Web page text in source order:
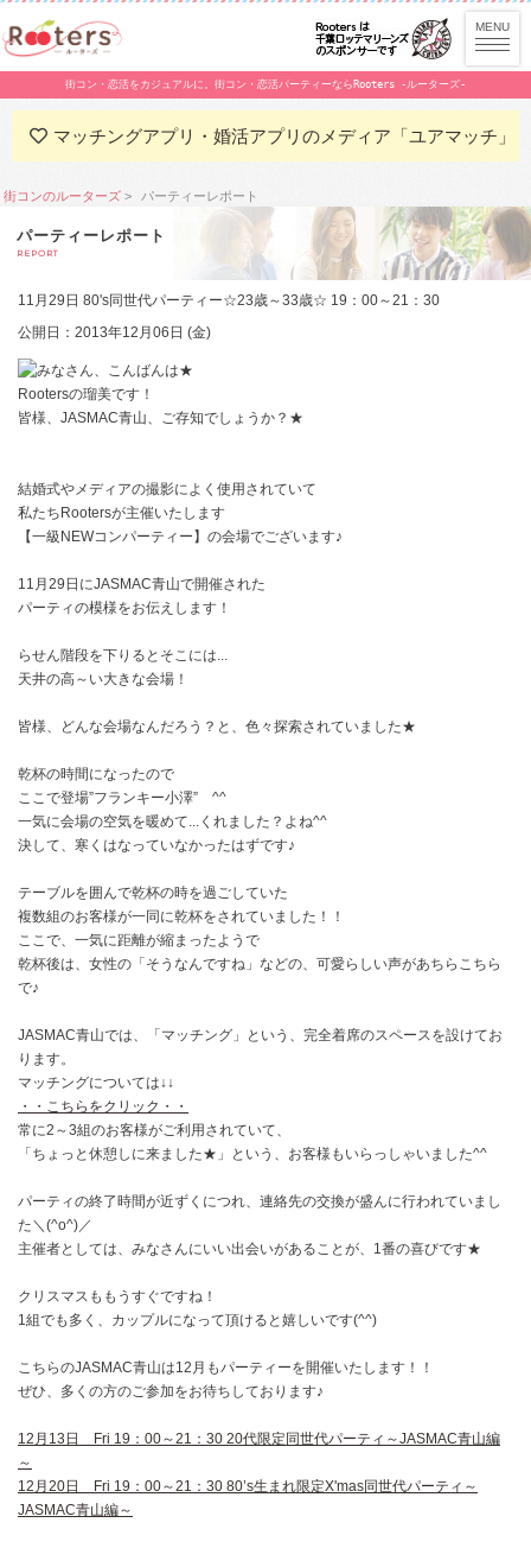
街コン・恋活をカジュアルに。街コン・恋活パーティーならRooters -ルーターズ-
マッチングアプリ・婚活アプリのメディア「ユアマッチ」
街コンのルーターズ パーティーレポート
パーティーレポート
REPORT
11月29日 80's同世代パーティー☆23歳～33歳☆ 19：00～21：30
公開日：2013年12月06日 (金)
みなさん、こんばんは★
Rootersの瑠美です！
皆様、JASMAC青山、ご存知でしょうか？★
結婚式やメディアの撮影によく使用されていて
私たちRootersが主催いたします
【一級NEWコンパーティー】の会場でございます♪
11月29日にJASMAC青山で開催された
パーティの模様をお伝えします！
らせん階段を下りるとそこには...
天井の高～い大きな会場！
皆様、どんな会場なんだろう？と、色々探索されていました★
乾杯の時間になったので
ここで登場”フランキー小澤” ^^
一気に会場の空気を暖めて...くれました？よね^^
決して、寒くはなっていなかったはずです♪
テーブルを囲んで乾杯の時を過ごしていた
複数組のお客様が一同に乾杯をされていました！！
ここで、一気に距離が縮まったようで
乾杯後は、女性の「そうなんですね」などの、可愛らしい声があちらこちら
で♪
JASMAC青山では、「マッチング」という、完全着席のスペースを設けてお
ります。
マッチングについては↓↓
・・こちらをクリック・・
常に2～3組のお客様がご利用されていて、
「ちょっと休憩しに来ました★」という、お客様もいらっしゃいました^^
パーティの終了時間が近ずくにつれ、連絡先の交換が盛んに行われていまし
た＼(^o^)／
主催者としては、みなさんにいい出会いがあることが、1番の喜びです★
クリスマスももうすぐですね！
1組でも多く、カップルになって頂けると嬉しいです(^^)
こちらのJASMAC青山は12月もパーティーを開催いたします！！
ぜひ、多くの方のご参加をお待ちしております♪
12月13日 Fri 19：00～21：30 20代限定同世代パーティ～JASMAC青山編
～
12月20日 Fri 19：00～21：30 80’s生まれ限定X'mas同世代パーティ～
JASMAC青山編～